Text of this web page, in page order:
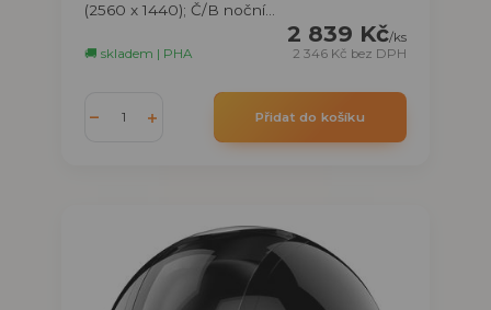
(2560 x 1440); Č/B noční...
2 839 Kč/ks
2 346 Kč bez DPH
🚚 skladem | PHA
Přidat do košíku